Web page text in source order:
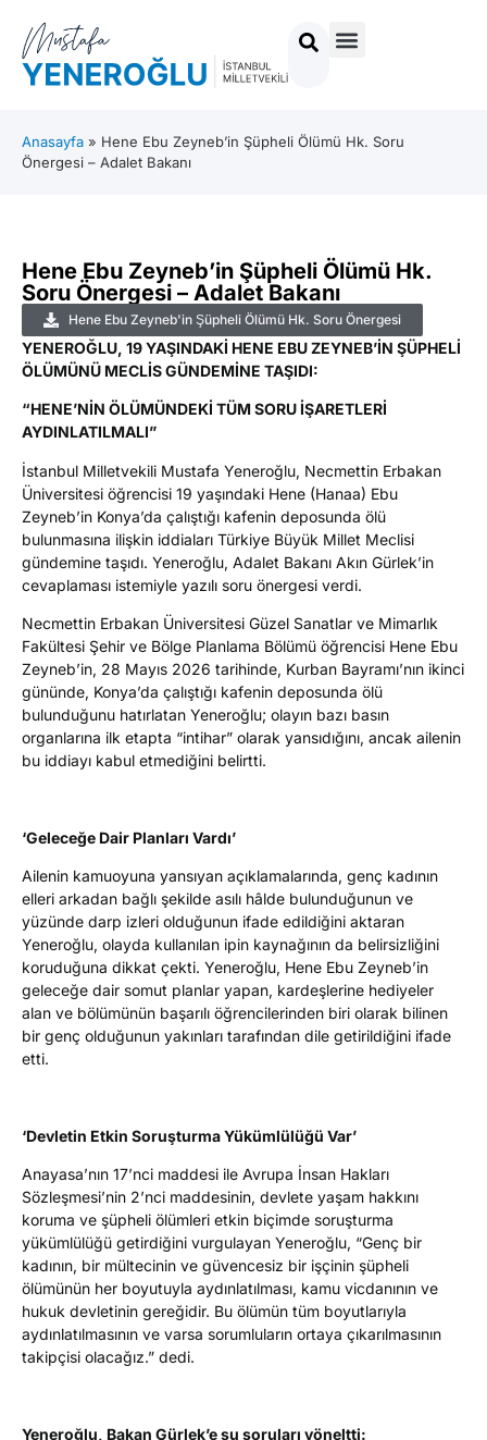
Anasayfa » Hene Ebu Zeyneb’in Şüpheli Ölümü Hk. Soru
Önergesi – Adalet Bakanı
Hene Ebu Zeyneb’in Şüpheli Ölümü Hk.
Soru Önergesi – Adalet Bakanı
Hene Ebu Zeyneb'in Şüpheli Ölümü Hk. Soru Önergesi
YENEROĞLU, 19 YAŞINDAKİ HENE EBU ZEYNEB’İN ŞÜPHELİ
ÖLÜMÜNÜ MECLİS GÜNDEMİNE TAŞIDI:
“HENE’NİN ÖLÜMÜNDEKİ TÜM SORU İŞARETLERİ
AYDINLATILMALI”
İstanbul Milletvekili Mustafa Yeneroğlu, Necmettin Erbakan
Üniversitesi öğrencisi 19 yaşındaki Hene (Hanaa) Ebu
Zeyneb’in Konya’da çalıştığı kafenin deposunda ölü
bulunmasına ilişkin iddiaları Türkiye Büyük Millet Meclisi
gündemine taşıdı. Yeneroğlu, Adalet Bakanı Akın Gürlek’in
cevaplaması istemiyle yazılı soru önergesi verdi.
Necmettin Erbakan Üniversitesi Güzel Sanatlar ve Mimarlık
Fakültesi Şehir ve Bölge Planlama Bölümü öğrencisi Hene Ebu
Zeyneb’in, 28 Mayıs 2026 tarihinde, Kurban Bayramı’nın ikinci
gününde, Konya’da çalıştığı kafenin deposunda ölü
bulunduğunu hatırlatan Yeneroğlu; olayın bazı basın
organlarına ilk etapta “intihar” olarak yansıdığını, ancak ailenin
bu iddiayı kabul etmediğini belirtti.
‘Geleceğe Dair Planları Vardı’
Ailenin kamuoyuna yansıyan açıklamalarında, genç kadının
elleri arkadan bağlı şekilde asılı hâlde bulunduğunun ve
yüzünde darp izleri olduğunun ifade edildiğini aktaran
Yeneroğlu, olayda kullanılan ipin kaynağının da belirsizliğini
koruduğuna dikkat çekti. Yeneroğlu, Hene Ebu Zeyneb’in
geleceğe dair somut planlar yapan, kardeşlerine hediyeler
alan ve bölümünün başarılı öğrencilerinden biri olarak bilinen
bir genç olduğunun yakınları tarafından dile getirildiğini ifade
etti.
‘Devletin Etkin Soruşturma Yükümlülüğü Var’
Anayasa’nın 17’nci maddesi ile Avrupa İnsan Hakları
Sözleşmesi’nin 2’nci maddesinin, devlete yaşam hakkını
koruma ve şüpheli ölümleri etkin biçimde soruşturma
yükümlülüğü getirdiğini vurgulayan Yeneroğlu, “Genç bir
kadının, bir mültecinin ve güvencesiz bir işçinin şüpheli
ölümünün her boyutuyla aydınlatılması, kamu vicdanının ve
hukuk devletinin gereğidir. Bu ölümün tüm boyutlarıyla
aydınlatılmasının ve varsa sorumluların ortaya çıkarılmasının
takipçisi olacağız.” dedi.
Yeneroğlu, Bakan Gürlek’eşu soruları yöneltti: